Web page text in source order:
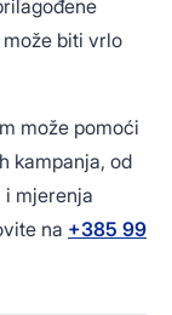
biti vrlo
može pomoći
kampanja, od
i mjerenja
na +385 99